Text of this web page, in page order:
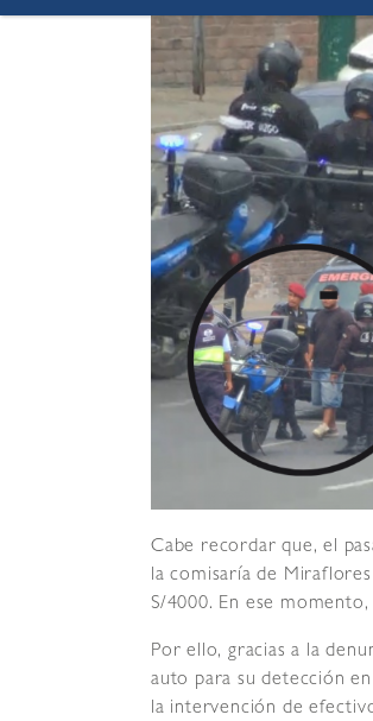
Cabe recordar que, el
la comisaría de
S/4000. En ese
Por ello, gracias a la
auto para su detección
la intervención de